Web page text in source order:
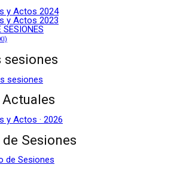
y Actos 2024
y Actos 2023
SESIONES
sesiones
sesiones
y Actos · 2026
Sesiones
de Sesiones